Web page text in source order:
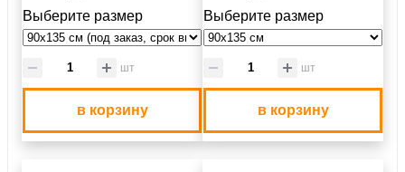
Выберите размер
шт
в корзину
Выберите размер
шт
в корзину